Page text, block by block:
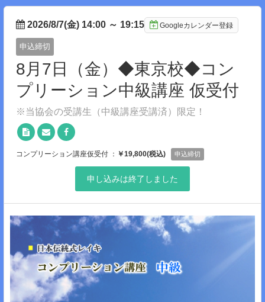
2026/8/7(金) 14:00 ～ 19:15 Googleカレンダー登録
申込締切
8月7日（金）◆東京校◆コン
プリーション中級講座 仮受付
※当協会の受講生（中級講座受講済）限定！
コンプリーション講座仮受付 ： ￥19,800(税込) 申込締切
申し込みは終了しました